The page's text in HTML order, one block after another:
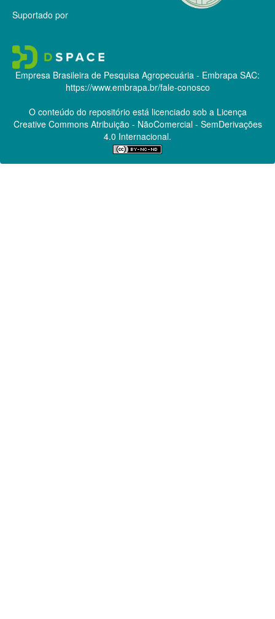
Suportado por
Empresa Brasileira de Pesquisa Agropecuária - Embrapa SAC:
https://www.embrapa.br/fale-conosco
O conteúdo do repositório está licenciado sob a Licença
Creative CommonsAtribuição - NãoComercial - SemDerivações
4.0 Internacional.